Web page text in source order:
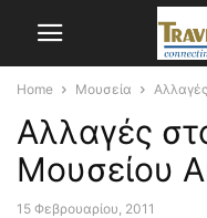
Home Μουσεία
Αλλαγές
Μουσείου
15 Φεβρουαρίου, 2011